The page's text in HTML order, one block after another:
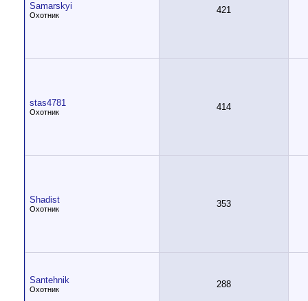
Samarskyi
Охотник 421
stas4781
Охотник 414
Shadist
Охотник 353
Santehnik
Охотник 288